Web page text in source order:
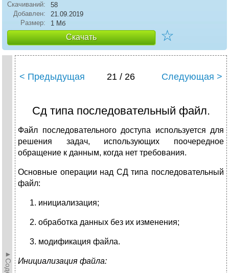
Скачиваний:
58
Добавлен:
21.09.2019
Размер:
1 Мб
Скачать ☆
< Предыдущая 21 / 26 Следующая >
Сд типа последовательный файл.
Файл последовательного доступа используется для
решения задач, использующих поочередное
обращение к данным, когда нет требования.
Основные операции над СД типа последовательный
файл:
инициализация;
обработка данных без их изменения;
модификация файла.
Инициализация файла: